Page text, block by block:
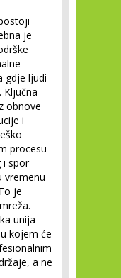
je
gdje ljudi
Ključna
obnove
i
procesu
i spor
vremenu
je
unija
kojem će
a ne